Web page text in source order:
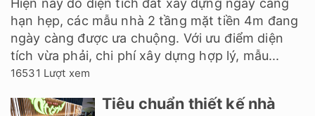
Hiện nay do diện tích đất xây dựng ngày càng
hạn hẹp, các mẫu nhà 2 tầng mặt tiền 4m đang
ngày càng được ưa chuộng. Với ưu điểm diện
tích vừa phải, chi phí xây dựng hợp lý, mẫu...
16531 Lượt xem
Tiêu chuẩn thiết kế nhà